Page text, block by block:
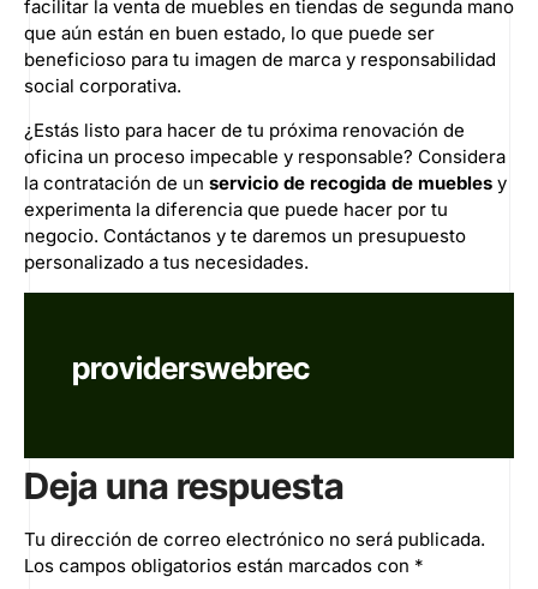
facilitar la venta de muebles en tiendas de segunda mano
que aún están en buen estado, lo que puede ser
beneficioso para tu imagen de marca y responsabilidad
social corporativa.
¿Estás listo para hacer de tu próxima renovación de
oficina un proceso impecable y responsable? Considera
la contratación de un servicio de recogida de muebles y
experimenta la diferencia que puede hacer por tu
negocio. Contáctanos y te daremos un presupuesto
personalizado a tus necesidades.
providerswebrec
Deja una respuesta
Tu dirección de correo electrónico no será publicada.
Los campos obligatorios están marcados con *